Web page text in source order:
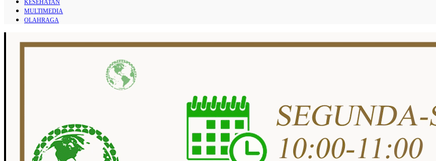
KESEHATAN
MULTIMEDIA
OLAHRAGA